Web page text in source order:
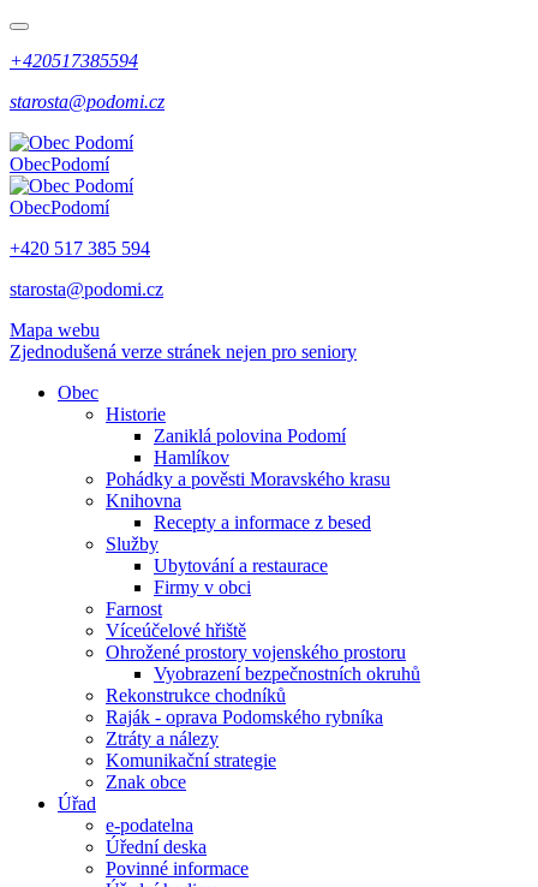
+420517385594
starosta@podomi.cz
ObecPodomí
ObecPodomí
+420 517 385 594
starosta@podomi.cz
Mapa webu
Zjednodušená verze stránek nejen pro seniory
Obec
Historie
Zaniklá polovina Podomí
Hamlíkov
Pohádky a pověsti Moravského krasu
Knihovna
Recepty a informace z besed
Služby
Ubytování a restaurace
Firmy v obci
Farnost
Víceúčelové hřiště
Ohrožené prostory vojenského prostoru
Vyobrazení bezpečnostních okruhů
Rekonstrukce chodníků
Raják - oprava Podomského rybníka
Ztráty a nálezy
Komunikační strategie
Znak obce
Úřad
e-podatelna
Úřední deska
Povinné informace